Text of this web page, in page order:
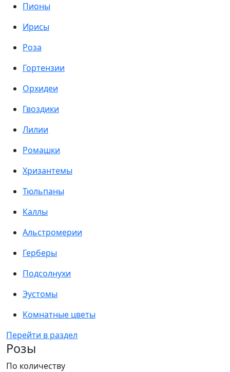
Пионы
Ирисы
Роза
Гортензии
Орхидеи
Гвоздики
Лилии
Ромашки
Хризантемы
Тюльпаны
Каллы
Альстромерии
Герберы
Подсолнухи
Эустомы
Комнатные цветы
Перейти в раздел
Розы
По количеству